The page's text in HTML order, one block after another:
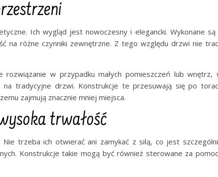
Ich wygląd jest nowoczesny i elegancki. Wykonane są
na różne czynniki zewnętrzne. Z tego względu drzwi nie
rozwiązanie w przypadku małych pomieszczeń lub wnętrz,
na tradycyjne drzwi. Konstrukcje te przesuwają się po
zajmują znacznie mniej miejsca.
trwałość
trzeba ich otwierać ani zamykać z siłą, co jest
Konstrukcje takie mogą być również sterowane za